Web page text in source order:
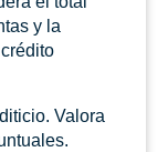
y la
Valora